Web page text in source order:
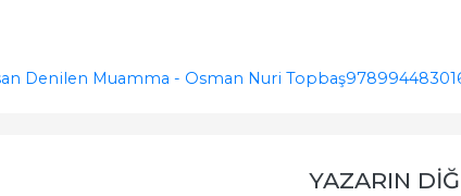
Denilen Muamma - Osman Nuri Topbaş
YAZARIN